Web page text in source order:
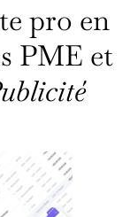
pro en
PME et